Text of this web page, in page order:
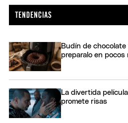
Budín de
preparalo en
La divertida
promete risas